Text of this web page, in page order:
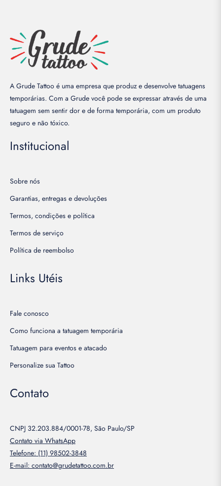
A Grude Tattoo é uma empresa que produz e desenvolve tatuagens
temporárias. Com a Grude você pode se expressar através de uma
tatuagem sem sentir dor e de forma temporária, com um produto
seguro e não tóxico.
Institucional
Sobre nós
Garantias, entregas e devoluções
Termos, condições e política
Termos de serviço
Política de reembolso
Links Utéis
Fale conosco
Como funciona a tatuagem temporária
Tatuagem para eventos e atacado
Personalize sua Tattoo
Contato
CNPJ 32.203.884/0001-78, São Paulo/SP
Contato via WhatsApp
Telefone: (11) 98502-3848
E-mail: contato@grudetattoo.com.br